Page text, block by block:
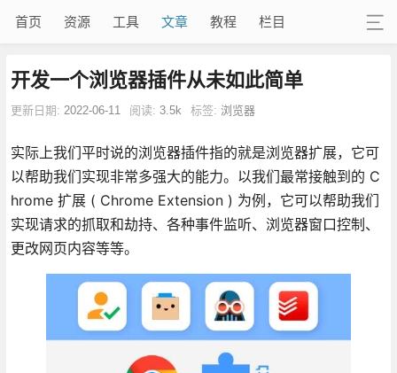
首页 资源 工具 文章 教程 栏目
开发一个浏览器插件从未如此简单
更新日期: 2022-06-11 阅读: 3.5k 标签: 浏览器
实际上我们平时说的浏览器插件指的就是浏览器扩展，它可
以帮助我们实现非常多强大的能力。以我们最常接触到的 C
hrome 扩展 ( Chrome Extension ) 为例，它可以帮助我们
实现请求的抓取和劫持、各种事件监听、浏览器窗口控制、
更改网页内容等等。